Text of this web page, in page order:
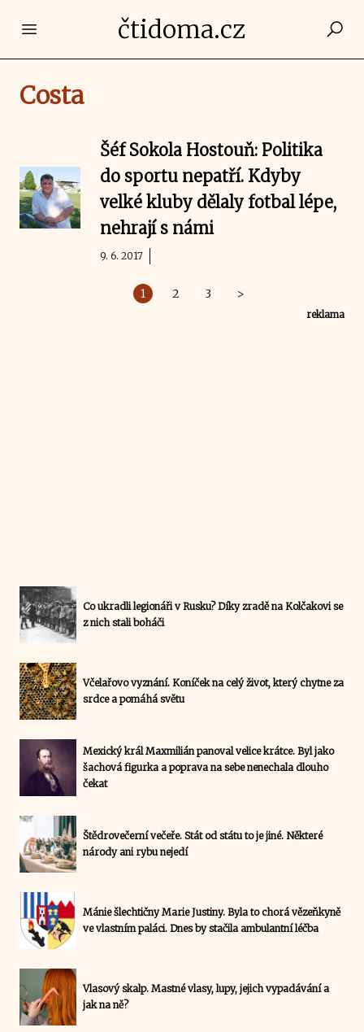
Open main menučtidoma.cz
Costa
Šéf Sokola Hostouň: Politika
do sportu nepatří. Kdyby
velké kluby dělaly fotbal lépe,
nehrají s námi
9. 6. 2017
1 2 3 >
reklama
Co ukradli legionáři v Rusku? Díky zradě na Kolčakovi se
z nich stali boháči
Včelařovo vyznání. Koníček na celý život, který chytne za
srdce a pomáhá světu
Mexický král Maxmilián panoval velice krátce. Byl jako
šachová figurka a poprava na sebe nenechala dlouho
čekat
Štědrovečerní večeře. Stát od státu to je jiné. Některé
národy ani rybu nejedí
Mánie šlechtičny Marie Justiny. Byla to chorá vězeňkyně
ve vlastním paláci. Dnes by stačila ambulantní léčba
Vlasový skalp. Mastné vlasy, lupy, jejich vypadávání a
jak na ně?